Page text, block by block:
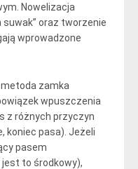
Nowelizacja
suwak” oraz tworzenie
wprowadzone
zamka
wpuszczenia
z różnych przyczyn
koniec pasa). Jeżeli
pasem
to środkowy),